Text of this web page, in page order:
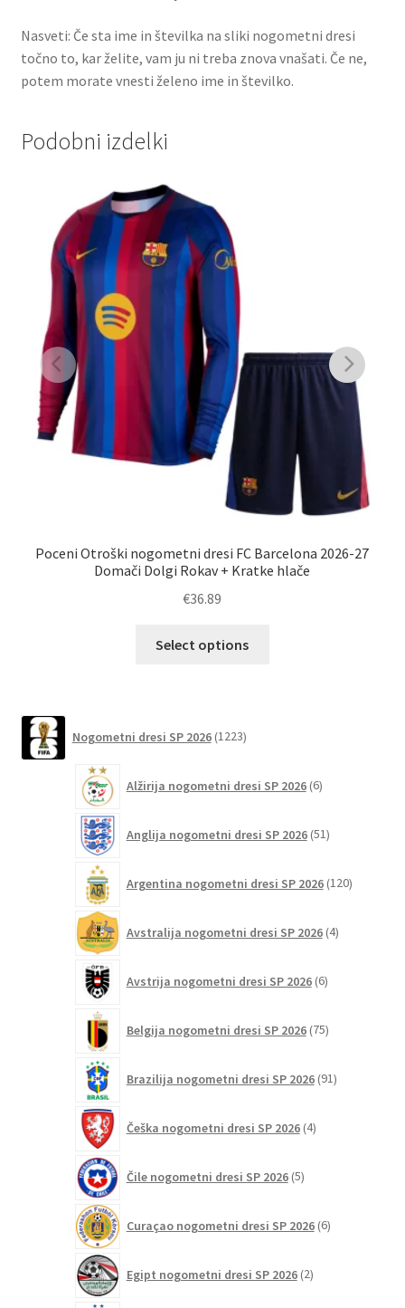
Nasveti: Če sta ime in številka na sliki nogometni dresi
točno to, kar želite, vam ju ni treba znova vnašati. Če ne,
potem morate vnesti želeno ime in številko.
Podobni izdelki
Poceni Otroški nogometni dresi FC Barcelona 2026-27
Domači Dolgi Rokav + Kratke hlače
€36.89
Select options
izberete
strani
Nogometni dresi SP 2026 1223izdelkov
Alžirija nogometni dresi SP 2026 6izdelkov
Anglija nogometni dresi SP 2026 51izdelkov
Argentina nogometni dresi SP 2026 120izdelkov
Avstralija nogometni dresi SP 2026 4izdelki
Avstrija nogometni dresi SP 2026 6izdelkov
Belgija nogometni dresi SP 2026 75izdelkov
Brazilija nogometni dresi SP 2026 91izdelkov
Češka nogometni dresi SP 2026 4izdelki
Čile nogometni dresi SP 2026 5izdelkov
Curaçao nogometni dresi SP 2026 6izdelkov
Egipt nogometni dresi SP 2026 2izdelka